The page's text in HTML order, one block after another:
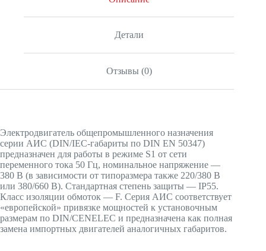
Детали
Отзывы (0)
Электродвигатель общепромышленного назначения
серии АИС (DIN/IEC-габариты по DIN EN 50347)
предназначен для работы в режиме S1 от сети
переменного тока 50 Гц, номинальное напряжение —
380 В (в зависимости от типоразмера также 220/380 В
или 380/660 В). Стандартная степень защиты — IP55.
Класс изоляции обмоток — F. Серия АИС соответствует
«европейской» привязке мощностей к установочным
размерам по DIN/CENELEC и предназначена как полная
замена импортных двигателей аналогичных габаритов.